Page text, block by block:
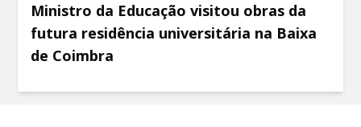
Ministro da Educação visitou obras da
futura residência universitária na Baixa
de Coimbra